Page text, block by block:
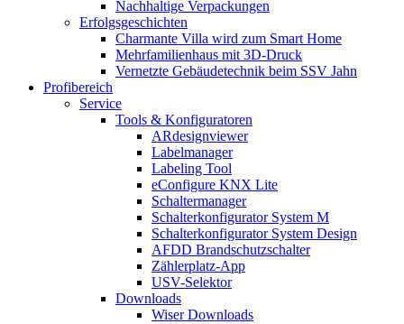
Nachhaltige Verpackungen
Erfolgsgeschichten
Charmante Villa wird zum Smart Home
Mehrfamilienhaus mit 3D-Druck
Vernetzte Gebäudetechnik beim SSV Jahn
Profibereich
Service
Tools & Konfiguratoren
ARdesignviewer
Labelmanager
Labeling Tool
eConfigure KNX Lite
Schaltermanager
Schalterkonfigurator System M
Schalterkonfigurator System Design
AFDD Brandschutzschalter
Zählerplatz-App
USV-Selektor
Downloads
Wiser Downloads